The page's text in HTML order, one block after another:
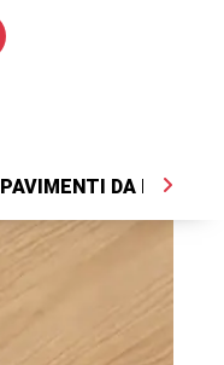
PAVIMENTI DA ESTERNI